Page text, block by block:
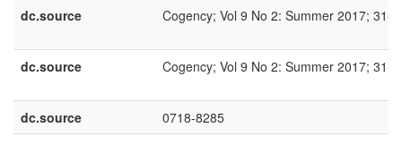
dc.source
Cogency; Vol 9 No 2: Summer 2017; 31-
dc.source Cogency; Vol 9 No 2: Summer 2017; 31-
dc.source
0718-8285